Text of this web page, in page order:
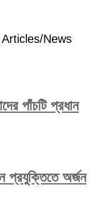
News
পাঁচটি প্রধান
প্রযুক্তিতে অর্জন